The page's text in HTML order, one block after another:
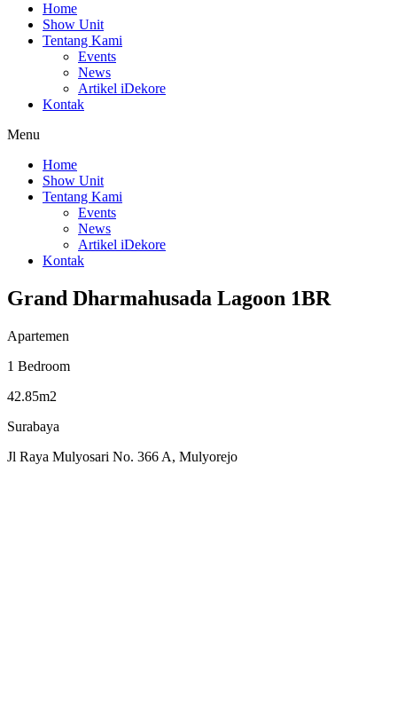
Home
Show Unit
Tentang Kami
Events
News
Artikel iDekore
Kontak
Menu
Home
Show Unit
Tentang Kami
Events
News
Artikel iDekore
Kontak
Grand Dharmahusada Lagoon 1BR
Apartemen
1 Bedroom
42.85m2
Surabaya
Jl Raya Mulyosari No. 366 A, Mulyorejo